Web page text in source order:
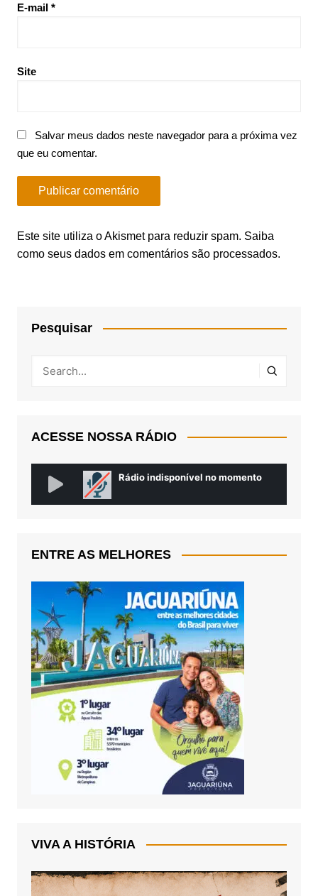
E-mail *
Site
Salvar meus dados neste navegador para a próxima vez
que eu comentar.
Este site utiliza o Akismet para reduzir spam. Saiba
como seus dados em comentários são processados.
Pesquisar
ACESSE NOSSA RÁDIO
ENTRE AS MELHORES
VIVA A HISTÓRIA